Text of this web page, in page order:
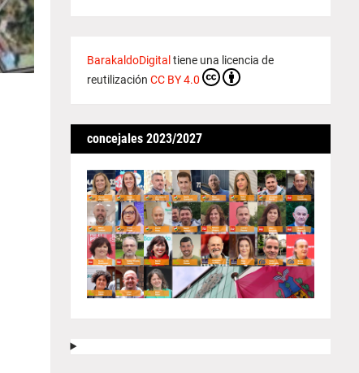
BarakaldoDigital tiene una licencia de
reutilización CC BY 4.0
concejales 2023/2027